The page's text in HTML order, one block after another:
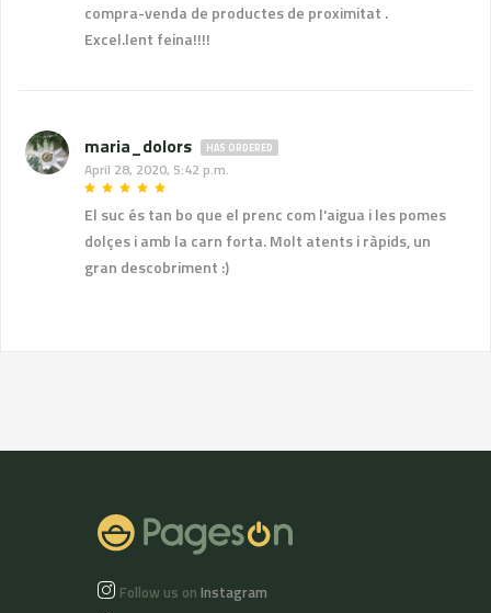
compra-venda de productes de proximitat .
Excel.lent feina!!!!
maria_dolors HAS ORDERED
April 28, 2020, 5:42 p.m.
El suc és tan bo que el prenc com l'aigua i les pomes
dolçes i amb la carn forta. Molt atents i ràpids, un
gran descobriment :)
Follow us on Instagram